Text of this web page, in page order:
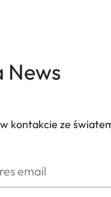
News
kontakcie ze